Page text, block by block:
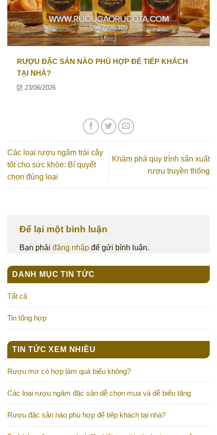
RƯỢU ĐẶC SẢN NÀO PHÙ HỢP ĐỂ TIẾP KHÁCH
TẠI NHÀ?
23/06/2026
Các loại rượu ngâm trái cây
tốt cho sức khỏe: Bí quyết
chọn đúng loại
Khám phá quy trình sản xuất
rượu truyền thống
Để lại một bình luận
Bạn phải đăng nhập để gửi bình luận.
DANH MỤC TIN TỨC
Tất cả
Tin tổng hợp
TIN TỨC XEM NHIỀU
Rượu mơ có hợp làm quà biếu không?
Các loại rượu ngâm đặc sản dễ chọn mua và dễ biếu tặng
Rượu đặc sản nào phù hợp để tiếp khách tại nhà?